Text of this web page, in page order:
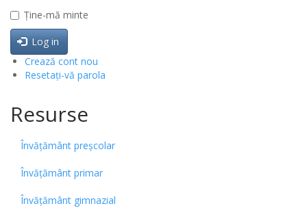
Ține-mă minte
Log in
Crează cont nou
Resetați-vă parola
Resurse
Învățământ preșcolar
Învățământ primar
Învățământ gimnazial